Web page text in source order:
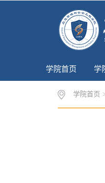
学院首页 学
学院首页